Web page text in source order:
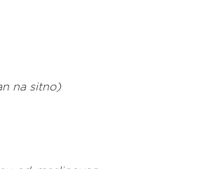
na sitno)